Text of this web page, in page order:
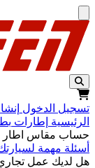
تخطّي إلى المحتوى
تسجيل الدخول
الرئيسية إطارات
حساب مقاس اطار
أسئلة مهمة
هل لديك عمل